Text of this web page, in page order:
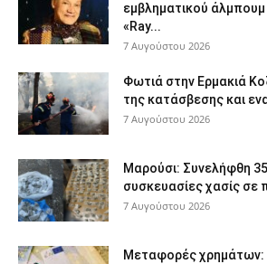
εμβληματικού
«Ray...
7 Αυγούστου 2026
Φωτιά στην Ερμακιά
της κατάσβεσης και
7 Αυγούστου 2026
Μαρούσι: Συνελήφθη
συσκευασίες χασίς σε
7 Αυγούστου 2026
Μεταφορές χρημάτων: